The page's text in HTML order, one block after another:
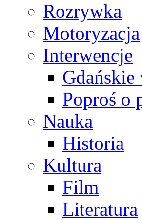
Rozrywka
Motoryzacja
Interwencje
Poproś o
Nauka
Historia
Kultura
Film
Literatura